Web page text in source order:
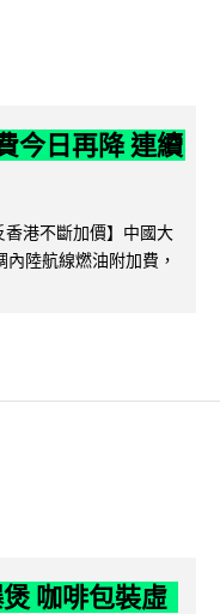
今日再降 連續
香港不斷加價】中國大
陸航線燃油附加費，
咖啡包裝虛